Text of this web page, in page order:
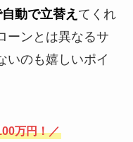
動で立替え てくれ
ーンとは異なるサ
いのも嬉しいポイ
万円！／